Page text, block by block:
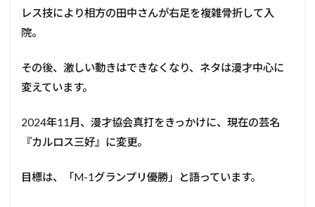
レス技により相方の田中さんが右足を複雑骨折して入
院。
その後、激しい動きはできなくなり、ネタは漫才中心に
変えています。
2024年11月、漫才協会真打をきっかけに、現在の芸名
『カルロス三好』に変更。
目標は、「M-1グランプリ優勝」と語っています。